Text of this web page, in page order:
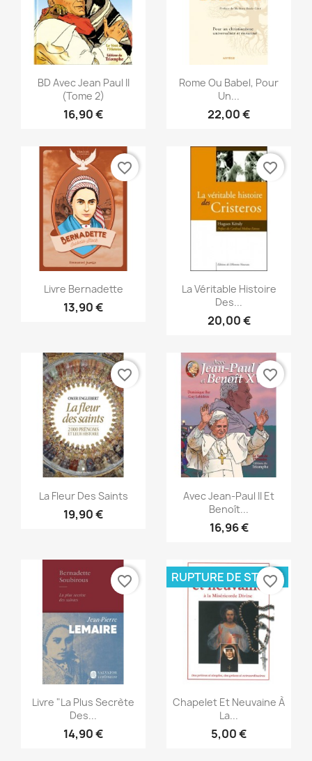
 Aperçu rapide
BD Avec Jean Paul II
(Tome 2)
16,90 €
Aperçu rapide
Rome Ou Babel, Pour
Un...
22,00 €
Aperçu rapide
Livre Bernadette
13,90 €
favorite_border
Aperçu rapide
La Véritable Histoire
Des...
20,00 €
favorite_border
Aperçu rapide
La Fleur Des Saints
19,90 €
favorite_border
Aperçu rapide
Avec Jean-Paul II Et
Benoît...
16,96 €
favorite_border
Aperçu rapide
Livre "la Plus Secrète
Des...
14,90 €
favorite_border
Aperçu rapide
Chapelet Et Neuvaine À
La...
5,00 €
RUPTURE DE STOCK
favorite_border